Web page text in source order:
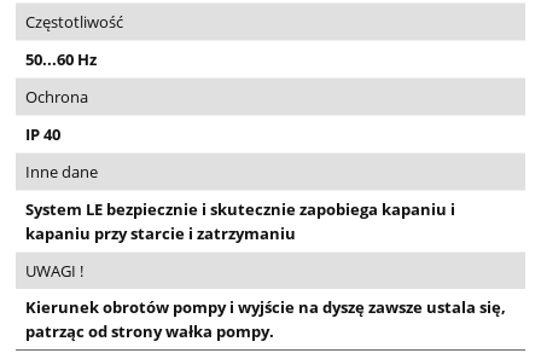
Częstotliwość
50...60 Hz
Ochrona
IP 40
Inne dane
System LE bezpiecznie i skutecznie zapobiega kapaniu i
kapaniu przy starcie i zatrzymaniu
UWAGI !
Kierunek obrotów pompy i wyjście na dyszę zawsze ustala się,
patrząc od strony wałka pompy.